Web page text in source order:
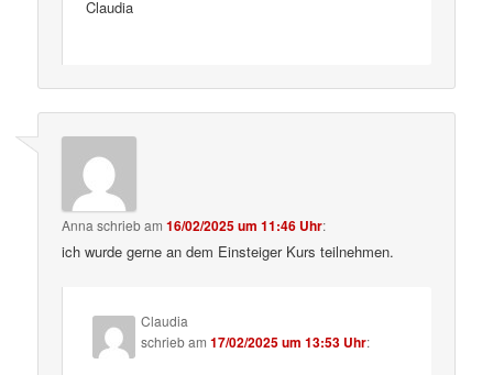
Claudia
Annaschriebam16/02/2025 um 11:46 Uhr:
ich wurde gerne an dem Einsteiger Kurs teilnehmen.
Claudia
schriebam17/02/2025 um 13:53 Uhr: